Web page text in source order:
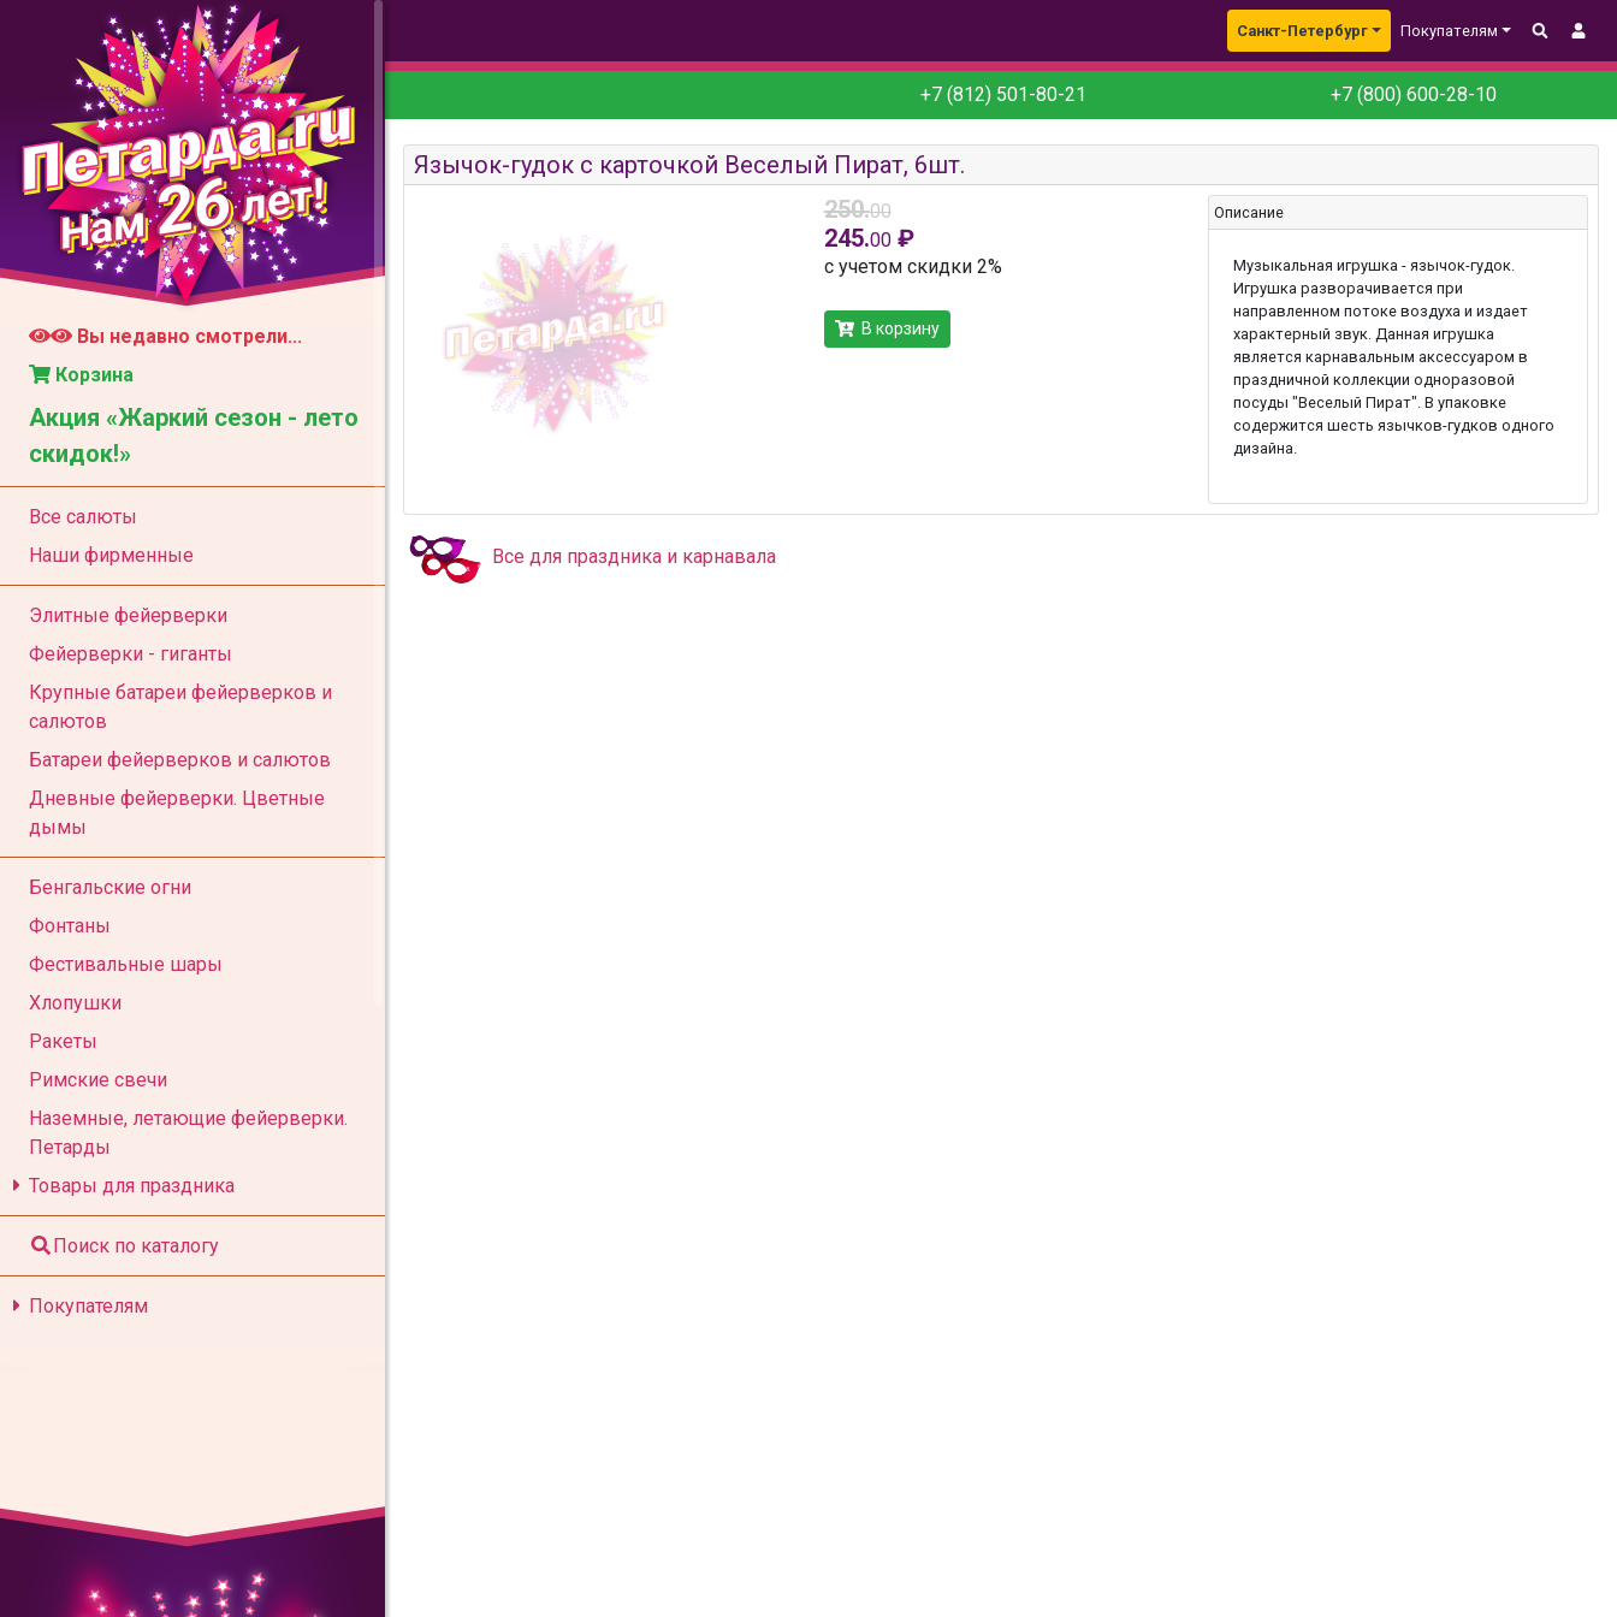
Нам26лет!
Вы недавно смотрели...
Корзина
Акция «Жаркий сезон - лето
скидок!»
Все салюты
Наши фирменные
Элитные фейерверки
Фейерверки - гиганты
Крупные батареи фейерверков и
салютов
Батареи фейерверков и салютов
Дневные фейерверки. Цветные
дымы
Бенгальские огни
Фонтаны
Фестивальные шары
Хлопушки
Ракеты
Римские свечи
Наземные, летающие фейерверки.
Петарды
Товары для праздника
Поиск по каталогу
Покупателям
Санкт-Петербург Покупателям
+7 (812) 501-80-21 +7 (800) 600-28-10
Язычок-гудок с карточкой Веселый Пират, 6шт.
250.00
245.00₽
с учетом скидки 2%
В корзину
Описание
Музыкальная игрушка - язычок-гудок.
Игрушка разворачивается при
направленном потоке воздуха и издает
характерный звук. Данная игрушка
является карнавальным аксессуаром в
праздничной коллекции одноразовой
посуды "Веселый Пират". В упаковке
содержится шесть язычков-гудков одного
дизайна.
Все для праздника и карнавала